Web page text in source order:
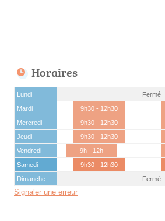
Horaires
Lundi
Fermé
Mardi
9h30 - 12h30
Mercredi
9h30 - 12h30
Jeudi
9h30 - 12h30
Vendredi
9h - 12h
Samedi
9h30 - 12h30
Dimanche
Fermé
Signaler une erreur